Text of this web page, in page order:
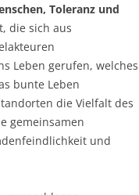
Toleranz und
die sich aus
Leben gerufen, welches
bunte Leben
die Vielfalt des
gemeinsamen
und